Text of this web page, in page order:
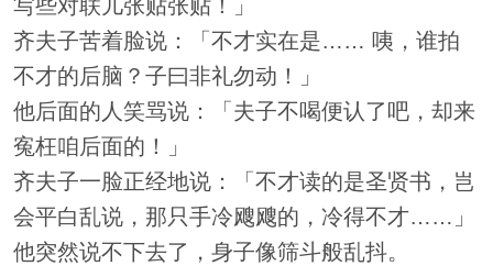
写些对联儿张贴张贴！」
齐夫子苦着脸说：「不才实在是…… 咦，谁拍
不才的后脑？子曰非礼勿动！」
他后面的人笑骂说：「夫子不喝便认了吧，却来
寃枉咱后面的！」
齐夫子一脸正经地说：「不才读的是圣贤书，岂
会平白乱说，那只手冷飕飕的，冷得不才……」
他突然说不下去了，身子像筛斗般乱抖。